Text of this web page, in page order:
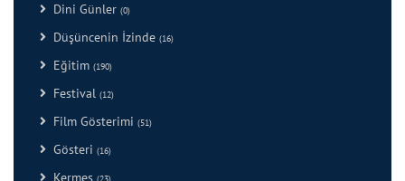
Dini Günler (0)
Düşüncenin İzinde (16)
Eğitim (190)
Festival (12)
Film Gösterimi (51)
Gösteri (16)
Kermes